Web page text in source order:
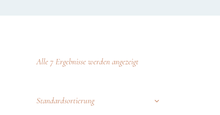
Alle 7 Ergebnisse werden angezeigt
Standardsortierung